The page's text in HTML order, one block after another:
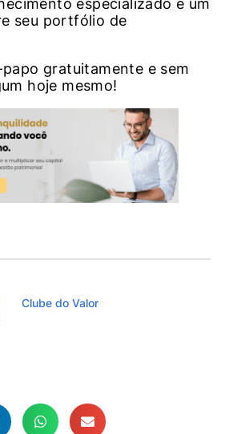
seu portfólio de
gratuitamente e sem
hoje mesmo!
Clube do Valor